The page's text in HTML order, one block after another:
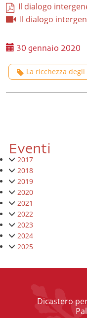
Il dialogo
Il dialogo
30 gennaio 2020
La ricchezza
Eventi
2017
2018
2019
2020
2021
2022
2023
2024
2025
Dicastero